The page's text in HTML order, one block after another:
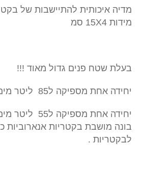
מדיה איכותית להתיישבות של
מידות 15X4 סמ
בעלת שטח פנים גדול מאוד !!!
יחידה אחת מספיקה ל85 ליטר מים -(מים מתוקים)
יחידה אחת מספיקה ל55 ליטר מים -(מים מלוחים )
בונה מושבת בקטריות אנארוביות
לבקטריות .